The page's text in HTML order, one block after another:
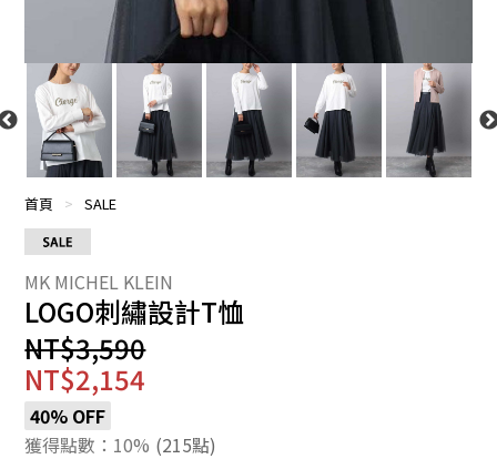
首頁 > SALE
LOGO刺繡設計T恤
NT$3,590
NT$2,154
40% OFF
獲得點數：10% (215點)